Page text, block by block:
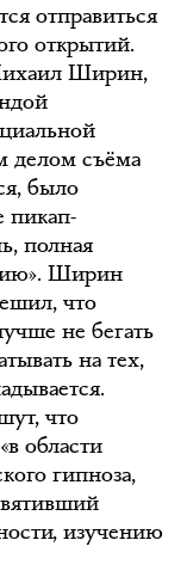
отправиться
открытий.
Ширин,
делом съёма
было
пикап-
полная
Ширин
что
не бегать
на тех,
что
области
гипноза,
изучению